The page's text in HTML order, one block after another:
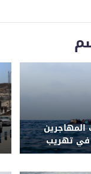
المهاجرين
تهريب